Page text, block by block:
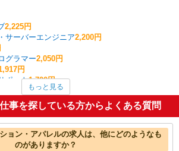
2,225円
サーバーエンジニア2,200円
グラマー2,050円
円
ポート1,700円
・WEBオペレーター1,600円
均時給を見る
もっと見る
事を探している方からよくある質問
ョン・アパレルの求人は、他にどのようなも
のがありますか？